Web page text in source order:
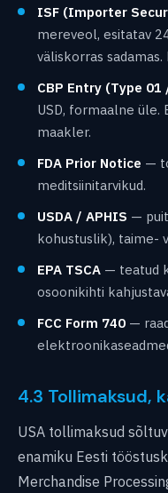
ISF (Importer
mereveol, esitatav
väliskorras
CBP Entry (Type 01
USD, formaalne üle.
maakler.
FDA Prior Notice —
meditsiinitarvikud.
USDA / APHIS —
kohustuslik), taime-
EPA TSCA — teatud
osoonikihti
FCC Form 740 —
4.3 Tollimaksud,
USA tollimaksud
enamiku Eesti
Merchandise